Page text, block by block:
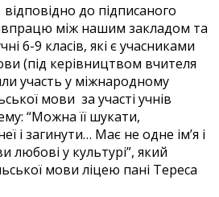
до підписаного
між нашим закладом та
6-9 класів, які є учасниками
(під керівництвом вчителя
участь у міжнародному
мови за участі учнів
“Можна її шукати,
і загинути… Має не одне ім’я і
любові у культурі”, який
мови ліцею пані Тереса